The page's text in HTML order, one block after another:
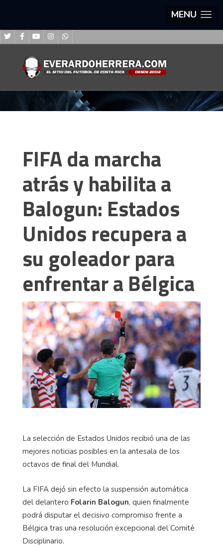
MENU
FIFA da marcha
atrás y habilita a
Balogun: Estados
Unidos recupera a
su goleador para
enfrentar a Bélgica
La selección de Estados Unidos recibió una de las
mejores noticias posibles en la antesala de los
octavos de final del Mundial.
La FIFA dejó sin efecto la suspensión automática
del delantero Folarin Balogun, quien finalmente
podrá disputar el decisivo compromiso frente a
Bélgica tras una resolución excepcional del Comité
Disciplinario.